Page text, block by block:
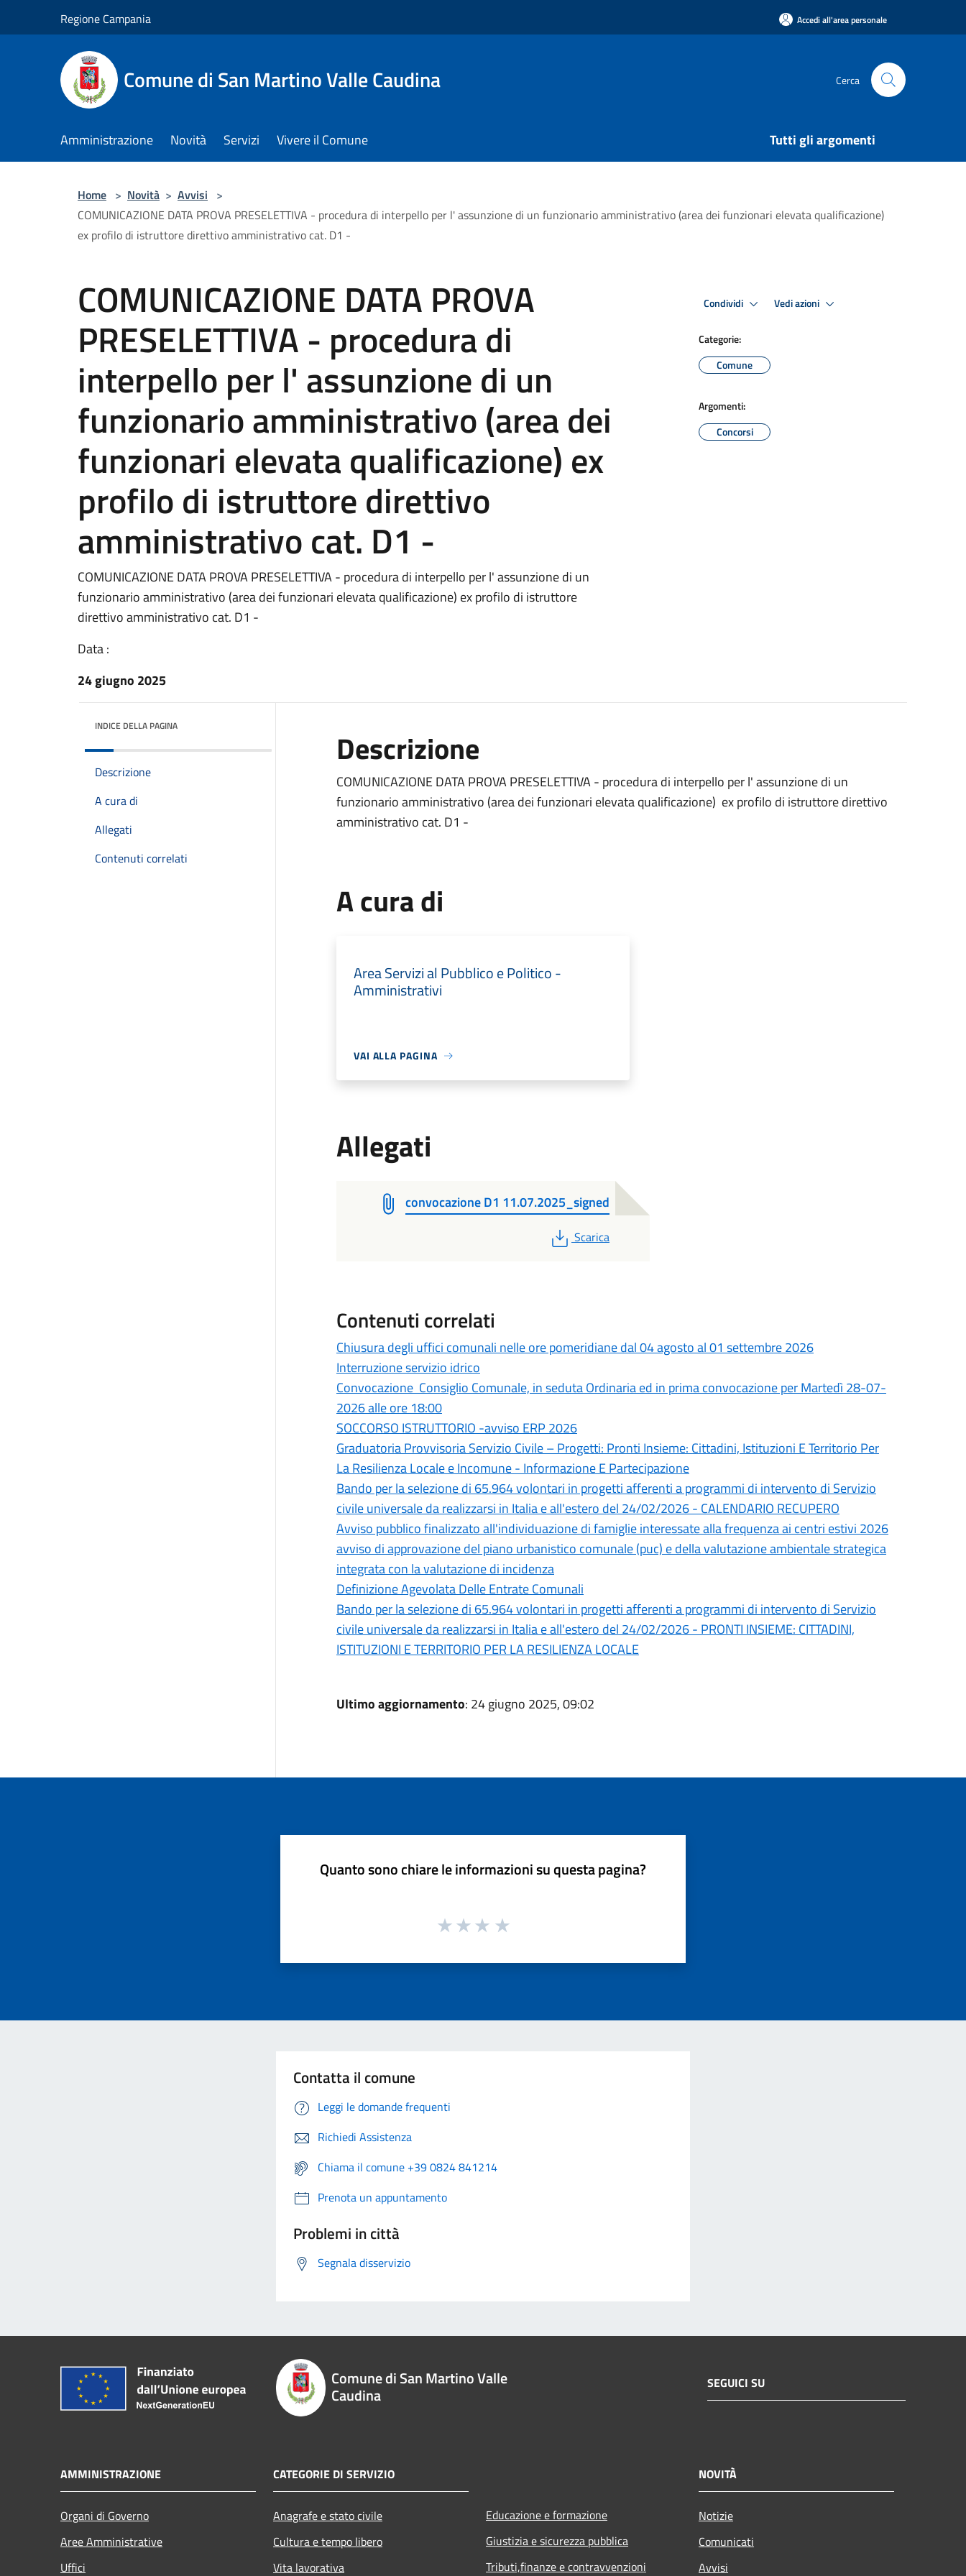
Regione Campania Accedi all'area personale
Comune di San Martino Valle Caudina Cerca
Amministrazione Novità Servizi Vivere il Comune Tutti gli argomenti
Home > Novità > Avvisi >
COMUNICAZIONE DATA PROVA PRESELETTIVA - procedura di interpello per l' assunzione di un funzionario amministrativo (area dei funzionari elevata qualificazione)
ex profilo di istruttore direttivo amministrativo cat. D1 -
COMUNICAZIONE DATA PROVA
PRESELETTIVA - procedura di
interpello per l' assunzione di un
funzionario amministrativo (area dei
funzionari elevata qualificazione) ex
profilo di istruttore direttivo
amministrativo cat. D1 -
COMUNICAZIONE DATA PROVA PRESELETTIVA - procedura di interpello per l' assunzione di un
funzionario amministrativo (area dei funzionari elevata qualificazione) ex profilo di istruttore
direttivo amministrativo cat. D1 -
Data :
24 giugno 2025
Condividi Vedi azioni
Categorie:
Comune
Argomenti:
Concorsi
INDICE DELLA PAGINA
Descrizione
A cura di
Allegati
Contenuti correlati
Descrizione
COMUNICAZIONE DATA PROVA PRESELETTIVA - procedura di interpello per l' assunzione di un
funzionario amministrativo (area dei funzionari elevata qualificazione) ex profilo di istruttore direttivo
amministrativo cat. D1 -
A cura di
Area Servizi al Pubblico e Politico -
Amministrativi
VAI ALLA PAGINA
Allegati
convocazione D1 11.07.2025_signed
PDF
Scarica
Contenuti correlati
Chiusura degli uffici comunali nelle ore pomeridiane dal 04 agosto al 01 settembre 2026
Interruzione servizio idrico
Convocazione Consiglio Comunale, in seduta Ordinaria ed in prima convocazione per Martedì 28-07-
2026 alle ore 18:00
SOCCORSO ISTRUTTORIO -avviso ERP 2026
Graduatoria Provvisoria Servizio Civile – Progetti: Pronti Insieme: Cittadini, Istituzioni E Territorio Per
La Resilienza Locale e Incomune - Informazione E Partecipazione
Bando per la selezione di 65.964 volontari in progetti afferenti a programmi di intervento di Servizio
civile universale da realizzarsi in Italia e all'estero del 24/02/2026 - CALENDARIO RECUPERO
Avviso pubblico finalizzato all'individuazione di famiglie interessate alla frequenza ai centri estivi 2026
avviso di approvazione del piano urbanistico comunale (puc) e della valutazione ambientale strategica
integrata con la valutazione di incidenza
Definizione Agevolata Delle Entrate Comunali
Bando per la selezione di 65.964 volontari in progetti afferenti a programmi di intervento di Servizio
civile universale da realizzarsi in Italia e all'estero del 24/02/2026 - PRONTI INSIEME: CITTADINI,
ISTITUZIONI E TERRITORIO PER LA RESILIENZA LOCALE
Ultimo aggiornamento: 24 giugno 2025, 09:02
Quanto sono chiare le informazioni su questa pagina?
Contatta il comune
Leggi le domande frequenti
Richiedi Assistenza
Chiama il comune +39 0824 841214
Prenota un appuntamento
Problemi in città
Segnala disservizio
Comune di San Martino Valle
Caudina
SEGUICI SU
AMMINISTRAZIONE
Organi di Governo
Aree Amministrative
Uffici
CATEGORIE DI SERVIZIO
Anagrafe e stato civile
Cultura e tempo libero
Vita lavorativa
Educazione e formazione
Giustizia e sicurezza pubblica
Tributi,finanze e contravvenzioni
NOVITÀ
Notizie
Comunicati
Avvisi